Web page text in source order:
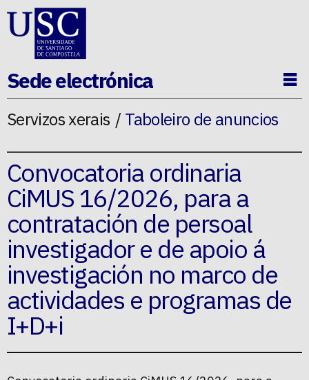
Ir ao contido da p�xina
Sede electrónica
Servizos xerais Taboleiro de anuncios
Convocatoria ordinaria
CiMUS 16/2026, para a
contratación de persoal
investigador e de apoio á
investigación no marco de
actividades e programas de
I+D+i